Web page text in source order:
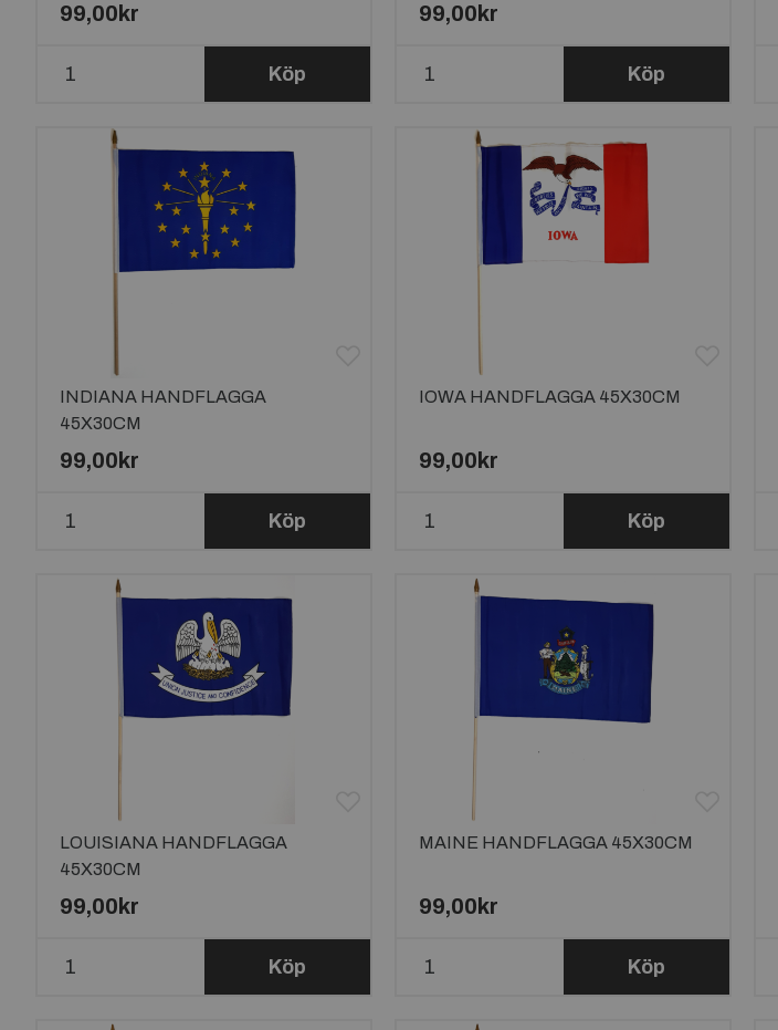
99,00kr
Köp
99,00kr
Köp
INDIANA HANDFLAGGA
45X30CM
99,00kr
Köp
IOWA HANDFLAGGA 45X30CM
99,00kr
Köp
LOUISIANA HANDFLAGGA
45X30CM
99,00kr
Köp
MAINE HANDFLAGGA 45X30CM
99,00kr
Köp